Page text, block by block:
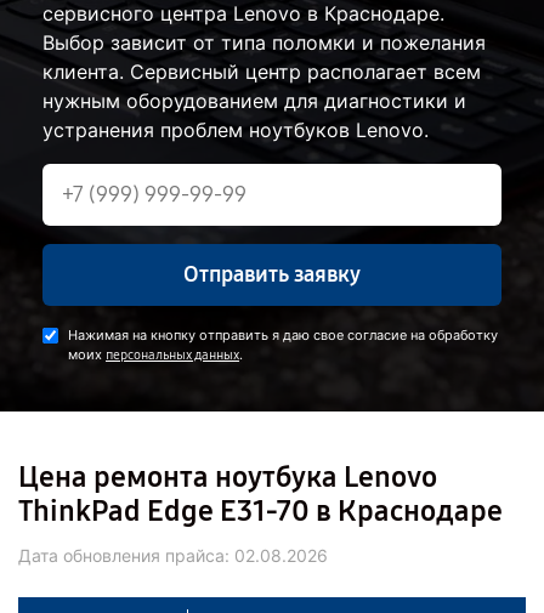
сервисного центра Lenovo в Краснодаре.
Выбор зависит от типа поломки и пожелания
клиента. Сервисный центр располагает всем
нужным оборудованием для диагностики и
устранения проблем ноутбуков Lenovo.
Отправить заявку
Нажимая на кнопку отправить я даю свое согласие на обработку
моих персональных данных.
Цена ремонта ноутбука Lenovo
ThinkPad Edge E31-70 в Краснодаре
Дата обновления прайса: 02.08.2026